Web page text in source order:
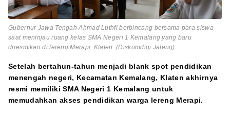
Gubernur Jawa Tengah Ahmad Luthfi berbincang bersama para siswa
saat meninjau ruang kelas SMA Negeri 1 Kemalang yang baru
diresmikan di lereng Merapi, Klaten. (Diskomdigi Jateng)
Setelah bertahun-tahun menjadi blank spot pendidikan
menengah negeri, Kecamatan Kemalang, Klaten akhirnya
resmi memiliki SMA Negeri 1 Kemalang untuk
memudahkan akses pendidikan warga lereng Merapi.